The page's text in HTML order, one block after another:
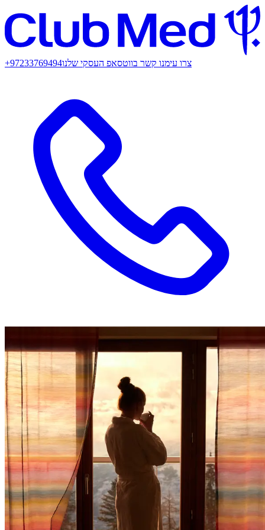
+97233769494צרו עימנו קשר בווטסאפ העסקי שלנו